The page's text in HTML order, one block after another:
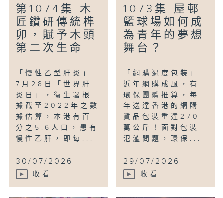
第1074集 木
匠鑽研傳統榫
卯，賦予木頭
第二次生命
「慢性乙型肝炎」
7月28日「世界肝
炎日」，衞生署根
據截至2022年之數
據估算，本港有百
分之5.6人口，患有
慢性乙肝，即每...
30/07/2026
收看
1073集 屋邨
籃球場如何成
為青年的夢想
舞台？
「網購過度包裝」
近年網購成風，有
環保團體推算，每
年送達香港的網購
貨品包裝重達270
萬公斤！面對包裝
氾濫問題，環保...
29/07/2026
收看